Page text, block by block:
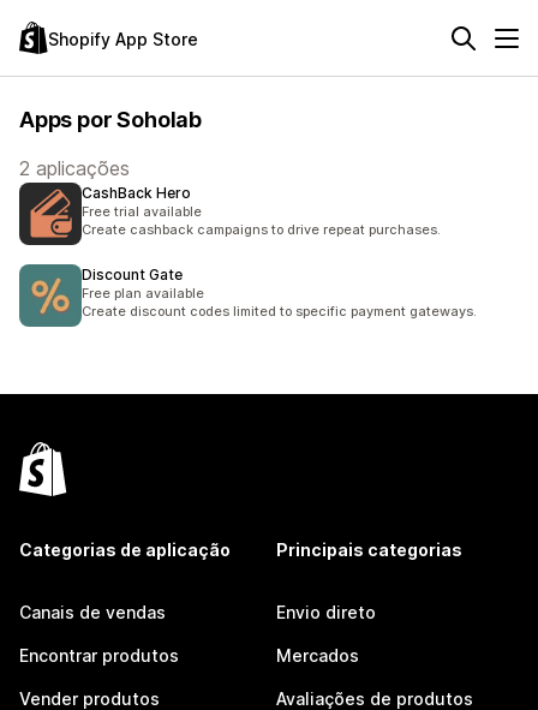
Shopify App Store
Apps por Soholab
2 aplicações
CashBack Hero
Free trial available
Create cashback campaigns to drive repeat purchases.
Discount Gate
Free plan available
Create discount codes limited to specific payment gateways.
Categorias de aplicação
Canais de vendas
Encontrar produtos
Vender produtos
Principais categorias
Envio direto
Mercados
Avaliações de produtos